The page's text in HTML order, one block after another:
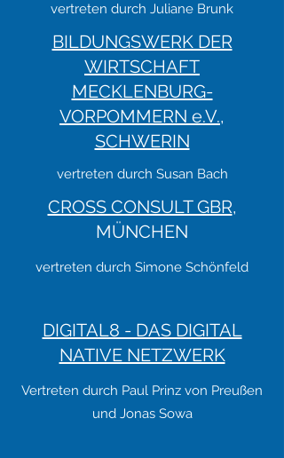
vertreten durch Juliane Brunk
BILDUNGSWERK DER
WIRTSCHAFT
MECKLENBURG-
VORPOMMERN e.V.,
SCHWERIN
vertreten durch Susan Bach
CROSS CONSULT GBR,
MÜNCHEN
vertreten durch Simone Schönfeld
DIGITAL8 - DAS DIGITAL
NATIVE NETZWERK
Vertreten durch Paul Prinz von Preußen
und Jonas Sowa